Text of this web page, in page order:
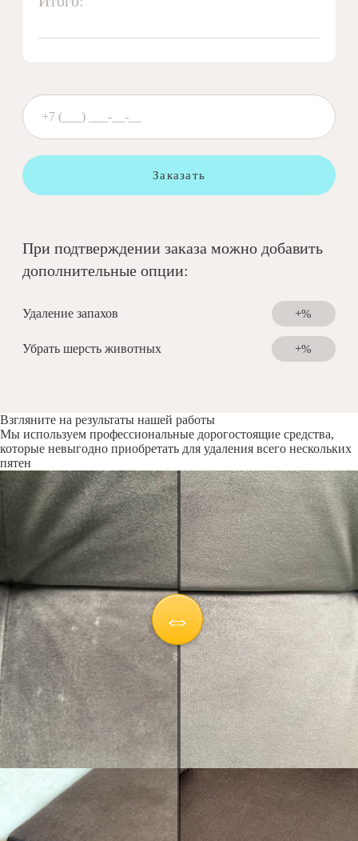
Заказать
При подтверждении заказа можно добавить
дополнительные опции:
Удаление запахов +%
Убрать шерсть животных +%
Взгляните на результаты нашей работы
Мы используем профессиональные дорогостоящие средства,
которые невыгодно приобретать для удаления всего нескольких
пятен